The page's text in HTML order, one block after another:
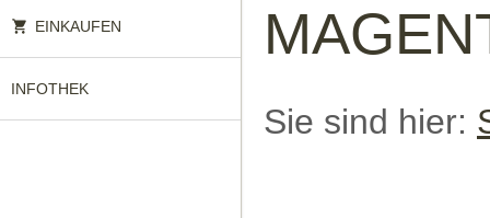
EINKAUFEN
INFOTHEK
Sie sind hier: